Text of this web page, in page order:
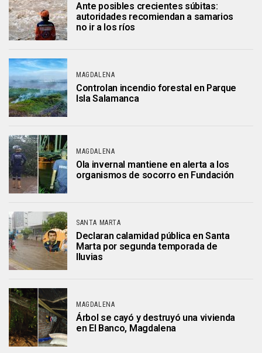
Ante posibles crecientes súbitas:
autoridades recomiendan a samarios
no ir a los ríos
MAGDALENA
Controlan incendio forestal en Parque
Isla Salamanca
MAGDALENA
Ola invernal mantiene en alerta a los
organismos de socorro en Fundación
SANTA MARTA
Declaran calamidad pública en Santa
Marta por segunda temporada de
lluvias
MAGDALENA
Árbol se cayó y destruyó una vivienda
en El Banco, Magdalena